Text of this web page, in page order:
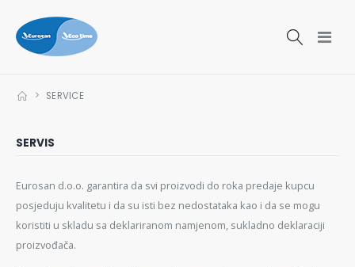
SERVICE
SERVIS
Eurosan d.o.o. garantira da svi proizvodi do roka predaje kupcu
posjeduju kvalitetu i da su isti bez nedostataka kao i da se mogu
koristiti u skladu sa deklariranom namjenom, sukladno deklaraciji
proizvođača.